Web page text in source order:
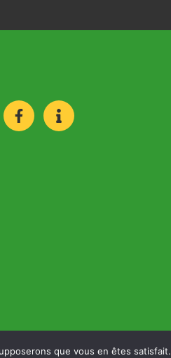
by SolutionGraphic.be
que vous en êtes satisfait.